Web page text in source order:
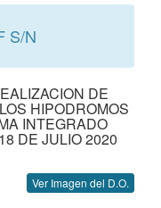
S/N
DE
HIPODROMOS
INTEGRADO
DE JULIO 2020
Ver Imagen del D.O.